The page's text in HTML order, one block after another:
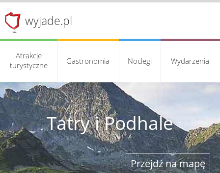
wyjade.pl
Atrakcje
turystyczne
Gastronomia Noclegi Wydarzenia
Tatry i Podhale
Przejdź na mapę